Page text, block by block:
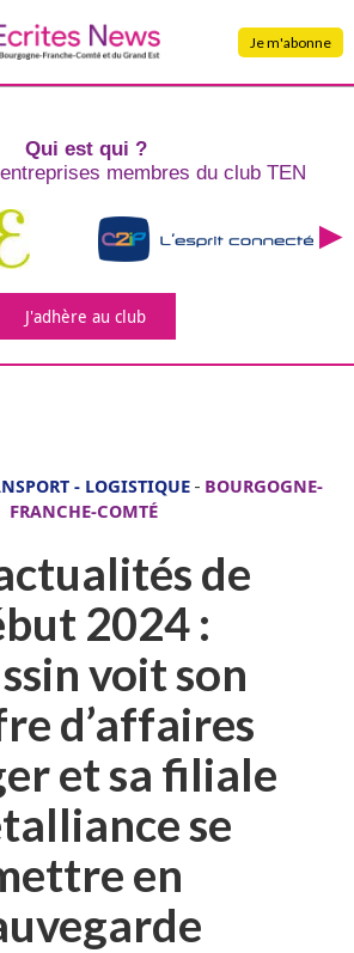
Je m'abonne
Qui est qui ?
membres du club TEN
J'adhèreau club
- LOGISTIQUE - BOURGOGNE-
FRANCHE-COMTÉ
de
2024 :
voit son
d’affaires
et sa filiale
se
en